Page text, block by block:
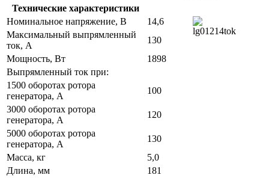
Технические характеристики
Номинальное напряжение, В
14,6
Максимальный выпрямленный
ток, A
130
Мощность, Вт
1898
Выпрямленный ток при:
1500 оборотах ротора
генератора, A
100
3000 оборотах ротора
генератора, A
120
5000 оборотах ротора
генератора, A
130
Масса, кг
5,0
Длина, мм
181